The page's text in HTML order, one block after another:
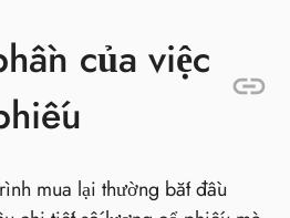
của việc
mua lại thường bắt đầu